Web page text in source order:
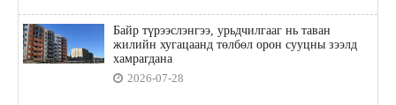
Байр түрээслэнгээ, урьдчилгааг нь таван
жилийн хугацаанд төлбөл орон сууцны зээлд
хамрагдана
2026-07-28